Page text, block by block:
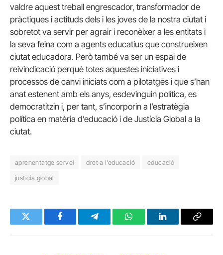
valdre aquest treball engrescador, transformador de
pràctiques i actituds dels i les joves de la nostra ciutat i
sobretot va servir per agrair i reconèixer a les entitats i
la seva feina com a agents educatius que construeixen
ciutat educadora. Però també va ser un espai de
reivindicació perquè totes aquestes iniciatives i
processos de canvi iniciats com a pilotatges i que s’han
anat estenent amb els anys, esdevinguin política, es
democratitzin i, per tant, s’incorporin a l’estratègia
política en matèria d’educació i de Justícia Global a la
ciutat.
aprenentatge servei dret a l'educació
educació
justicia global
Twitter FacebookTelegramWhatsAppLinkedInCopy